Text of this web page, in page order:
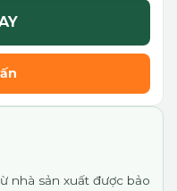
nhà sản xuất được bảo